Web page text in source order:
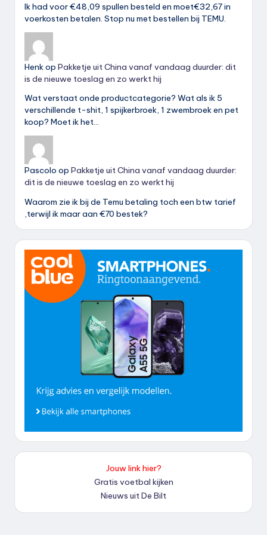
Ik had voor €48,09 spullen besteld en moet€32,67 in
voerkosten betalen. Stop nu met bestellen bij TEMU.
Henkop Pakketje uit China vanaf vandaag duurder: dit
is de nieuwe toeslag en zo werkt hij
Wat verstaat onde productcategorie? Wat als ik 5
verschillende t-shit, 1 spijkerbroek, 1 zwembroek en pet
koop? Moet ik het…
Pascolo op Pakketje uit China vanaf vandaag duurder:
dit is de nieuwe toeslag en zo werkt hij
Waarom zie ik bij de Temu betaling toch een btw tarief
,terwijl ik maar aan €70 bestek?
Jouw link hier?
Gratis voetbal kijken
Nieuws uit De Bilt